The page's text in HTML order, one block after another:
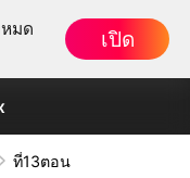
มด
เปิด
ที่13ตอน